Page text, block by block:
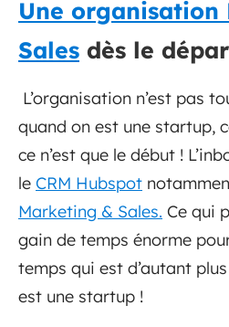
Une
Sales dès le
L’organisation n’est pas
quand on est une startup,
ce n’est que le début !
le CRM Hubspot
Marketing & Sales. Ce qui
gain de temps énorme
temps qui est d’autant
est une startup !